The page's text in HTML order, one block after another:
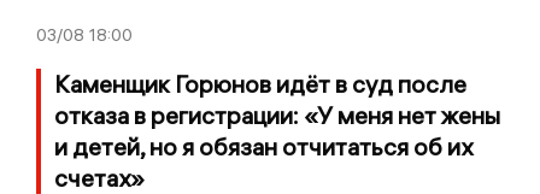
03/08 18:00
Каменщик Горюнов идёт в суд после
отказа в регистрации: «У меня нет жены
и детей, но я обязан отчитаться об их
счетах»